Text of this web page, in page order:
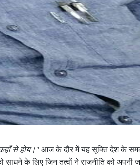
से होय।" आज के दौर में यह सूक्ति देश के
के लिए जिन तत्वों ने राजनीति को अपनी